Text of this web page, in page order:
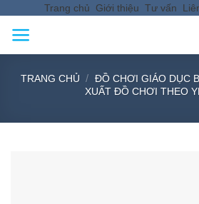
content
Trang chủ Giới thiệu Tư vấn
TRANG CHỦ / ĐỒ CHƠI GIÁO DỤC
XUẤT ĐỒ CHƠI THEO